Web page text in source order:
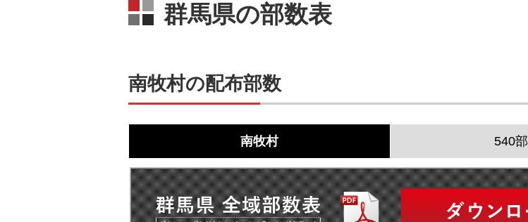
群馬県の部数表
南牧村の配布部数
南牧村 540部